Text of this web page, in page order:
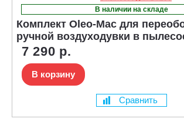
В наличии на складе
Комплект Oleo-Mac для
ручной воздуходувки в
7 290 р.
В корзину
Сравнить